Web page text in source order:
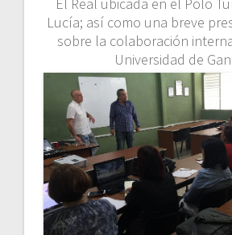
Lucía; así como una breve
sobre la colaboración
Universidad de